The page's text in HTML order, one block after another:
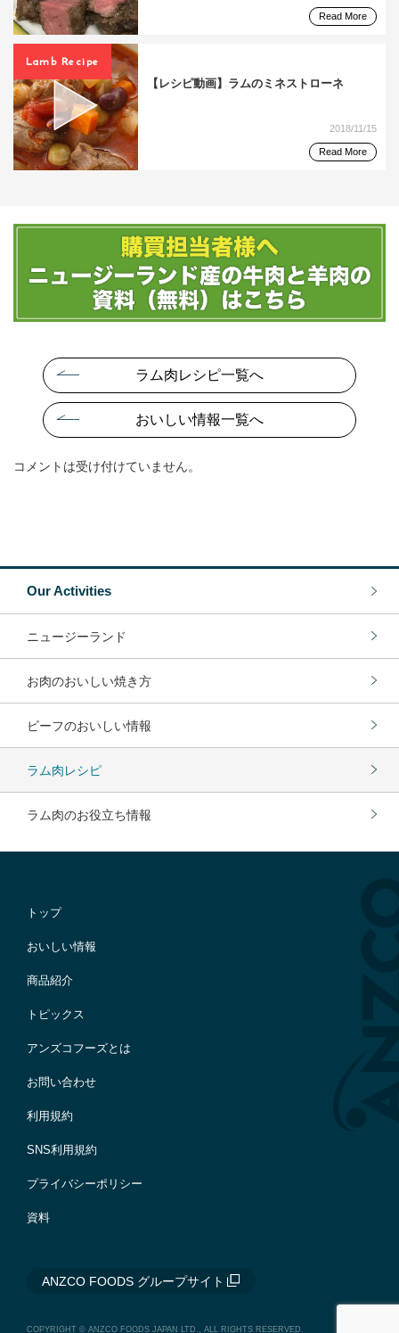
Read More
【レシピ動画】ラムのミネストローネ
Lamb Recipe
2018/11/15
Read More
ラム肉レシピ一覧へ
おいしい情報一覧へ
コメントは受け付けていません。
Our Activities
ニュージーランド
お肉のおいしい焼き方
ビーフのおいしい情報
ラム肉レシピ
ラム肉のお役立ち情報
トップ
おいしい情報
商品紹介
トピックス
アンズコフーズとは
お問い合わせ
利用規約
SNS利用規約
プライバシーポリシー
資料
ANZCO FOODS グループサイト
COPYRIGHT © ANZCO FOODS JAPAN LTD., ALL RIGHTS RESERVED.